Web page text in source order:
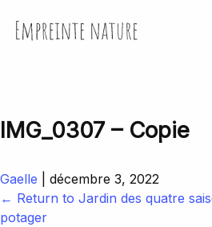
Empreinte Nature
IMG_0307 – Copie
Gaelle
décembre 3, 2022
← Return to Jardin des quatre
potager